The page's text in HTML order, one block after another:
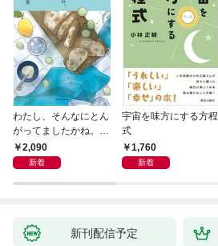
わたし、そんなにとん
がってましたかね。
獅子座、Ａ型、丙午は
めぐる
2,090
新着
宇宙を味方にする方程
式
1,760
新着
新刊配信予定